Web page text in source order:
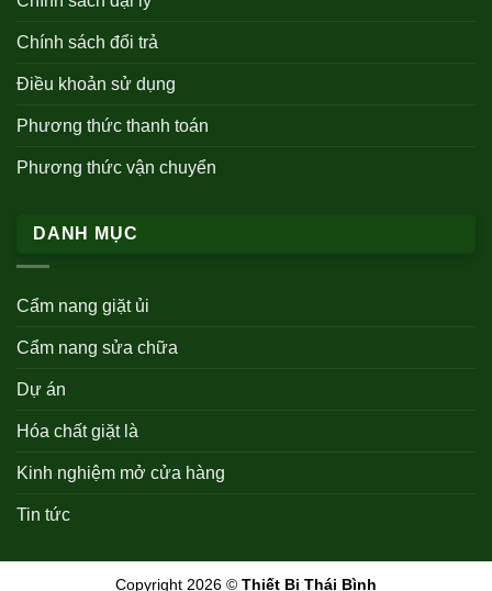
Chính sách đổi trả
Điều khoản sử dụng
Phương thức thanh toán
Phương thức vận chuyển
DANH MỤC
Cẩm nang giặt ủi
Cẩm nang sửa chữa
Dự án
Hóa chất giặt là
Kinh nghiệm mở cửa hàng
Tin tức
Copyright 2026 © Thiết Bị Thái Bình